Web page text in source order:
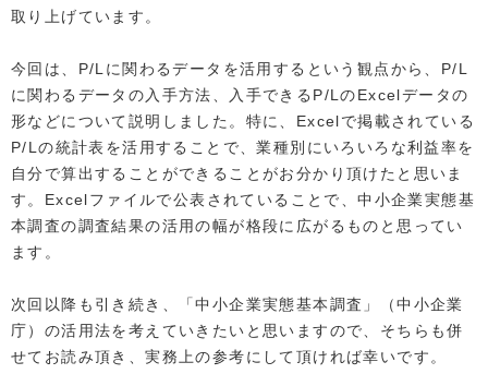
取り上げています。
今回は、P/Lに関わるデータを活用するという観点から、P/L
に関わるデータの入手方法、入手できるP/LのExcelデータの
形などについて説明しました。特に、Excelで掲載されている
P/Lの統計表を活用することで、業種別にいろいろな利益率を
自分で算出することができることがお分かり頂けたと思いま
す。Excelファイルで公表されていることで、中小企業実態基
本調査の調査結果の活用の幅が格段に広がるものと思ってい
ます。
次回以降も引き続き、「中小企業実態基本調査」（中小企業
庁）の活用法を考えていきたいと思いますので、そちらも併
せてお読み頂き、実務上の参考にして頂ければ幸いです。